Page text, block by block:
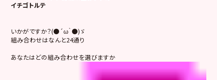
イチゴトルテ
いかがですか？(●´ω｀●)ゞ
組み合わせはなんと24通り
あなたはどの組み合わせを選びますか